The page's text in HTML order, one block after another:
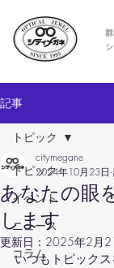
記事
トピック
イベント
ニュース
コラム
トピック
あなたの眼
します
citymegane
2024年10月23日
更新日： 2025年2月
いつもトピック